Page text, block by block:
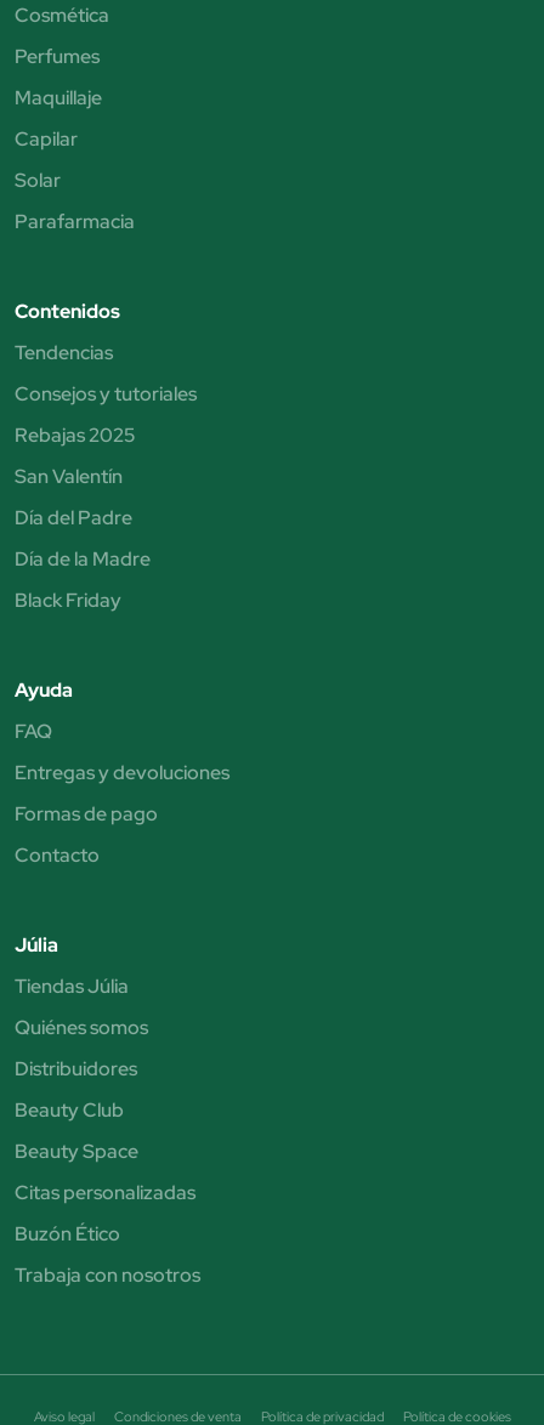
Cosmética
Perfumes
Maquillaje
Capilar
Solar
Parafarmacia
Contenidos
Tendencias
Consejos y tutoriales
Rebajas 2025
San Valentín
Día del Padre
Día de la Madre
Black Friday
Ayuda
FAQ
Entregas y devoluciones
Formas de pago
Contacto
Júlia
Tiendas Júlia
Quiénes somos
Distribuidores
Beauty Club
Beauty Space
Citas personalizadas
Buzón Ético
Trabaja con nosotros
Aviso legal Condiciones de venta Política de privacidad Política de cookies